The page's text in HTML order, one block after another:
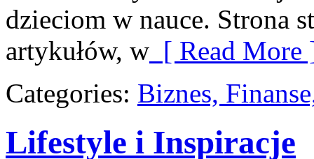
dzieciom w nauce. Strona
artykułów, w [ Read More
Categories: Biznes,
Lifestyle i Inspiracje